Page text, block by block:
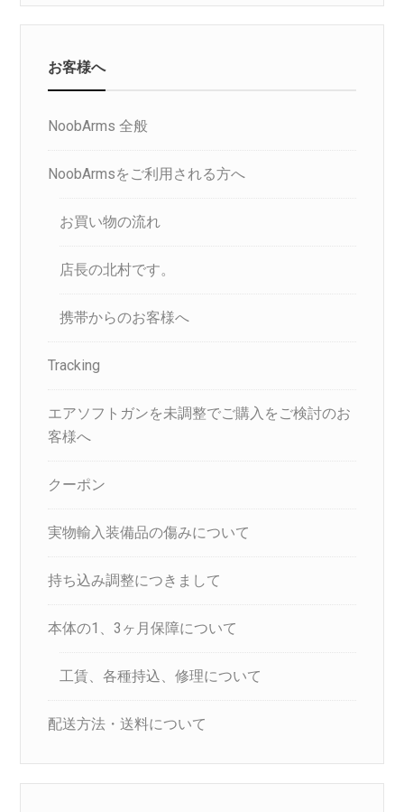
お客様へ
NoobArms 全般
NoobArmsをご利用される方へ
お買い物の流れ
店長の北村です。
携帯からのお客様へ
Tracking
エアソフトガンを未調整でご購入をご検討のお
客様へ
クーポン
実物輸入装備品の傷みについて
持ち込み調整につきまして
本体の1、3ヶ月保障について
工賃、各種持込、修理について
配送方法・送料について